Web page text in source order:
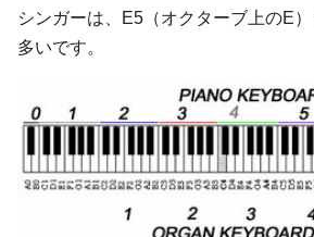
シンガーは、E5（オクターブ上のE
多いです。